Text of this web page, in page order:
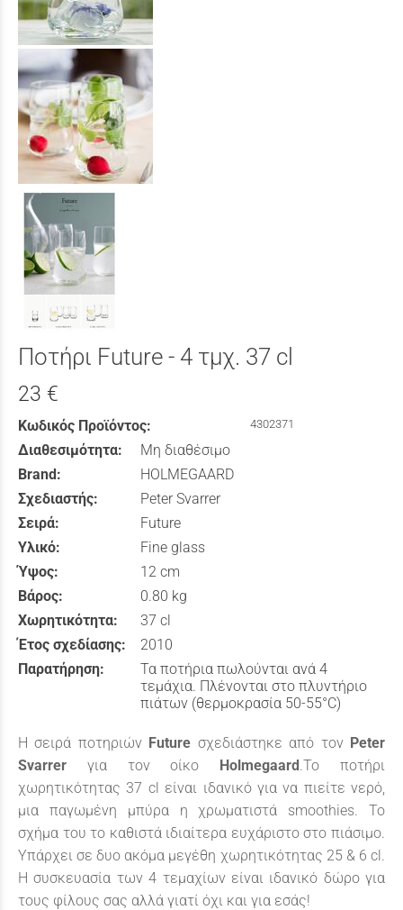
Ποτήρι Future - 4 τμχ. 37 cl
23 €
Κωδικός Προϊόντος: 4302371
Διαθεσιμότητα:
Μη διαθέσιμο
Brand:
HOLMEGAARD
Σχεδιαστής:
Peter Svarrer
Σειρά:
Future
Υλικό:
Fine glass
Ύψος:
12 cm
Βάρος:
0.80 kg
Χωρητικότητα:
37 cl
Έτος σχεδίασης:
2010
Παρατήρηση:
Τα ποτήρια πωλούνται ανά 4
τεμάχια. Πλένονται στο πλυντήριο
πιάτων (θερμοκρασία 50-55°C)
Η σειρά ποτηριών Future σχεδιάστηκε από τον Peter
Svarrer
για τον οίκο Holmegaard.Το ποτήρι
χωρητικότητας 37 cl είναι ιδανικό για να πιείτε νερό,
μια παγωμένη μπύρα η χρωματιστά smoothies. Το
σχήμα του το καθιστά ιδιαίτερα ευχάριστο στο πιάσιμο.
Υπάρχει σε δυο ακόμα μεγέθη χωρητικότητας 25 & 6 cl.
Η συσκευασία των 4 τεμαχίων είναι ιδανικό δώρο για
τους φίλους σας αλλά γιατί όχι και για εσάς!